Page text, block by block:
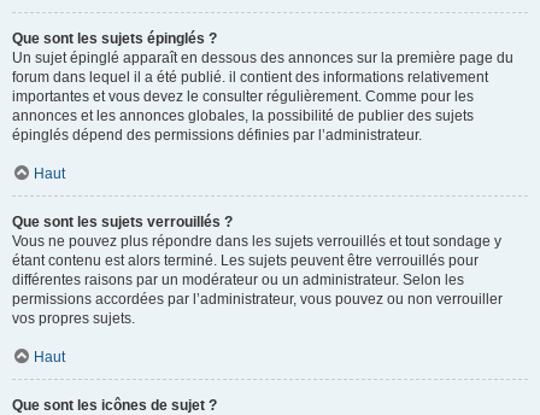
Que sont les sujets épinglés ?
Un sujet épinglé apparaît en dessous des annonces sur la première page du
forum dans lequel il a été publié. il contient des informations relativement
importantes et vous devez le consulter régulièrement. Comme pour les
annonces et les annonces globales, la possibilité de publier des sujets
épinglés dépend des permissions définies par l’administrateur.
Haut
Que sont les sujets verrouillés ?
Vous ne pouvez plus répondre dans les sujets verrouillés et tout sondage y
étant contenu est alors terminé. Les sujets peuvent être verrouillés pour
différentes raisons par un modérateur ou un administrateur. Selon les
permissions accordées par l’administrateur, vous pouvez ou non verrouiller
vos propres sujets.
Haut
Que sont les icônes de sujet ?